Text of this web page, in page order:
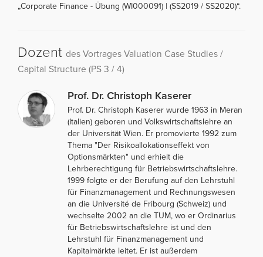
„Corporate Finance - Übung (WI000091) | (SS2019 / SS2020)“.
Dozent des Vortrages Valuation Case Studies /
Capital Structure (PS 3 / 4)
Prof. Dr. Christoph Kaserer
Prof. Dr. Christoph Kaserer wurde 1963 in Meran
(Italien) geboren und Volkswirtschaftslehre an
der Universität Wien. Er promovierte 1992 zum
Thema "Der Risikoallokationseffekt von
Optionsmärkten" und erhielt die
Lehrberechtigung für Betriebswirtschaftslehre.
1999 folgte er der Berufung auf den Lehrstuhl
für Finanzmanagement und Rechnungswesen
an die Université de Fribourg (Schweiz) und
wechselte 2002 an die TUM, wo er Ordinarius
für Betriebswirtschaftslehre ist und den
Lehrstuhl für Finanzmanagement und
Kapitalmärkte leitet. Er ist außerdem